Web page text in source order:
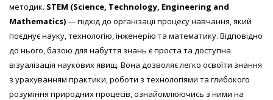
методик. STEM (Science, Technology, Engineering and
Mathematics)— підхід до організації процесу навчання, який
поєднує науку, технологію, інженерію та математику. Відповідно
до нього, базою для набуття знань є проста та доступна
візуалізація наукових явищ. Вона дозволяє легко освоїти знання
з урахуванням практики, роботи з технологіями та глибокого
розуміння природних процесів, ознайомлюючись з ними на